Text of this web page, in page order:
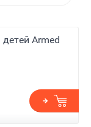
Armed